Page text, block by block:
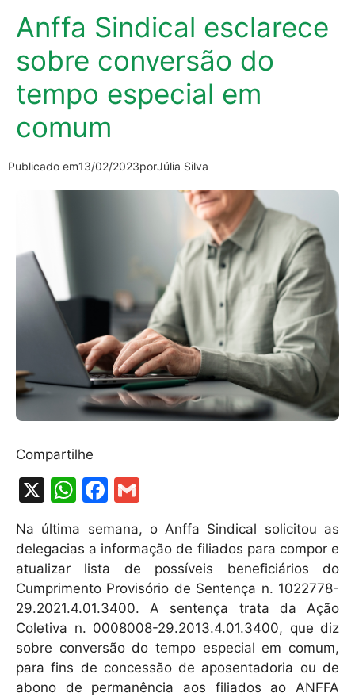
Anffa Sindical esclarece
sobre conversão do
tempo especial em
comum
Publicado em13/02/2023porJúlia Silva
Compartilhe
X
W
at
s
A
p
p
F
c
e
b
o
o
k
ai
l
Na última semana, o Anffa Sindical solicitou as
delegacias a informação de filiados para compor e
atualizar lista de possíveis beneficiários do
Cumprimento Provisório de Sentença n. 1022778-
29.2021.4.01.3400. A sentença trata da Ação
Coletiva n. 0008008-29.2013.4.01.3400, que diz
sobre conversão do tempo especial em comum,
para fins de concessão de aposentadoria ou de
abono de permanência aos filiados ao ANFFA